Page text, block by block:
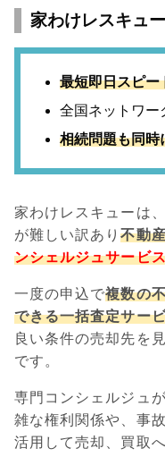
家わけレスキュ
最短即日スピー
全国ネットワー
相続問題も同時
家わけレスキューは
が難しい訳あり不動
ンシェルジュサービ
一度の申込で複数の
できる一括査定サー
良い条件の売却先を
です。
専門コンシェルジュ
雑な権利関係や、事
活用して売却、買取